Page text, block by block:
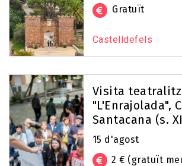
Gratuït
Castelldefels
Visita
"L'Enrajolada",
Santacana (s.
15 d'agost
2 € (gratuït